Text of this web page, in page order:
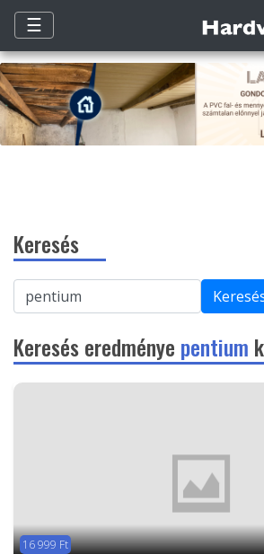
☰
Keresés
Keresés eredménye pentium
16 999 Ft